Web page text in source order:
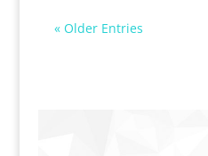
« Older Entries